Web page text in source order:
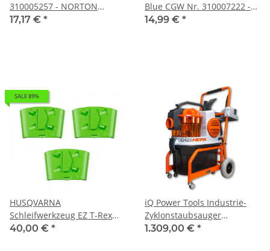
310005257 - NORTON
CLIPPER Ersatzteile
17,17 € *
Blue CGW Nr. 310007222 -
NORTON CLIPPER Ersatzteile
14,99 € *
SALE 89%
HUSQVARNA
Schleifwerkzeug EZ T-Rex
Classic A PS 3er Pack
40,00 € *
iQ Power Tools Industrie-
Zyklonstaubsauger
iQ426HEPA mit HEPA-Filter,
1.309,00 € *